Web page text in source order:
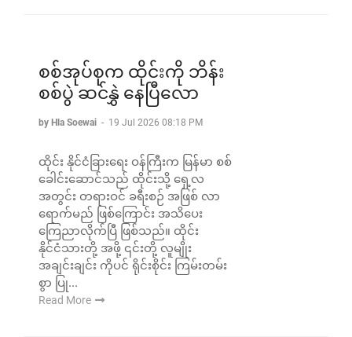
စစ်အုပ်စုက ထိုင်းကို ဘိန်း
စစ်ပွဲ ဆင်နွှဲ နေပြီလော
by Hla Soewai - 19 Jul 2026 08:18 PM
ထိုင်း နိုင်ငံခြားရေး ဝန်ကြီးက မြန်မာ စစ်
ခေါင်းဆောင်သည် ထိုင်းသို့ ရှေ့လ
အတွင်း တရားဝင် ခရီးစဉ် အဖြစ် လာ
ရောက်မည် ဖြစ်ကြောင်း အသိပေး
ကြေညာလိုက်ပြီ ဖြစ်သည်။ ထိုင်း
နိုင်ငံသားတို့ အဖို့ ၎င်းတို့ လူမျိုး
အချင်းချင်း ကိုပင် ရိုင်းစိုင်း ကြမ်းတမ်း
စွာ ပြု...
Read More